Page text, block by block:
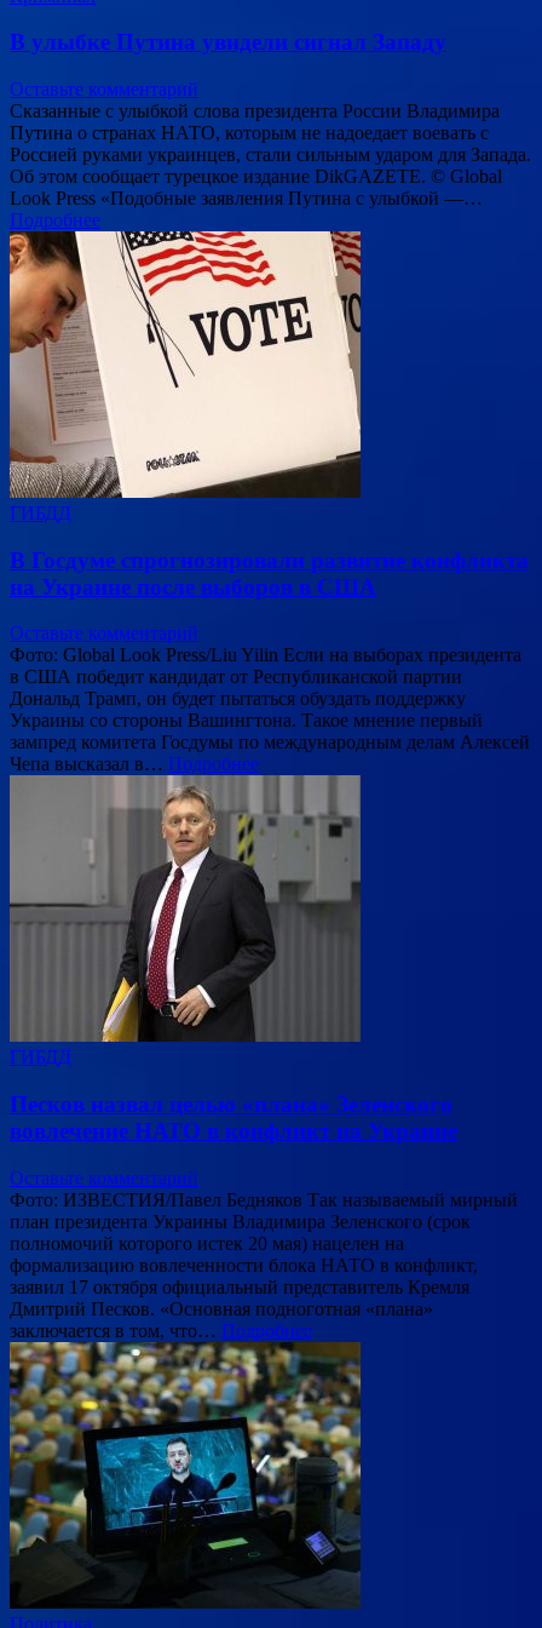
В улыбке Путина увидели сигнал Западу
Оставьте комментарий
Сказанные с улыбкой слова президента России Владимира
Путина о странах НАТО, которым не надоедает воевать с
Россией руками украинцев, стали сильным ударом для Запада.
Об этом сообщает турецкое издание DikGAZETE. © Global
Look Press «Подобные заявления Путина с улыбкой —…
Подробнее
ГИБДД
В Госдуме спрогнозировали развитие конфликта
на Украине после выборов в США
Оставьте комментарий
Фото: Global Look Press/Liu Yilin Если на выборах президента
в США победит кандидат от Республиканской партии
Дональд Трамп, он будет пытаться обуздать поддержку
Украины со стороны Вашингтона. Такое мнение первый
зампред комитета Госдумы по международным делам Алексей
Чепа высказал в… Подробнее
ГИБДД
Песков назвал целью «плана» Зеленского
вовлечение НАТО в конфликт на Украине
Оставьте комментарий
Фото: ИЗВЕСТИЯ/Павел Бедняков Так называемый мирный
план президента Украины Владимира Зеленского (срок
полномочий которого истек 20 мая) нацелен на
формализацию вовлеченности блока НАТО в конфликт,
заявил 17 октября официальный представитель Кремля
Дмитрий Песков. «Основная подноготная «плана»
заключается в том, что… Подробнее
Политика